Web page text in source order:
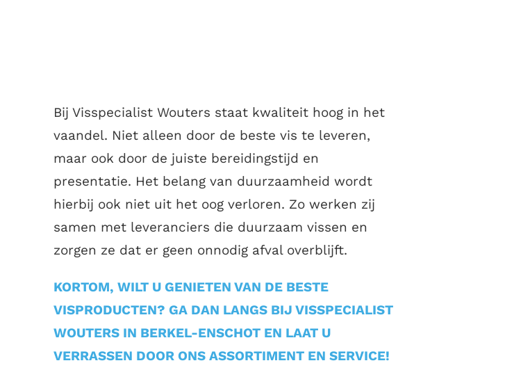
Bij Visspecialist Wouters staat kwaliteit hoog in het
vaandel. Niet alleen door de beste vis te leveren,
maar ook door de juiste bereidingstijd en
presentatie. Het belang van duurzaamheid wordt
hierbij ook niet uit het oog verloren. Zo werken zij
samen met leveranciers die duurzaam vissen en
zorgen ze dat er geen onnodig afval overblijft.
KORTOM, WILT U GENIETEN VAN DE BESTE
VISPRODUCTEN? GA DAN LANGS BIJ VISSPECIALIST
WOUTERS IN BERKEL-ENSCHOT EN LAAT U
VERRASSEN DOOR ONS ASSORTIMENT EN SERVICE!